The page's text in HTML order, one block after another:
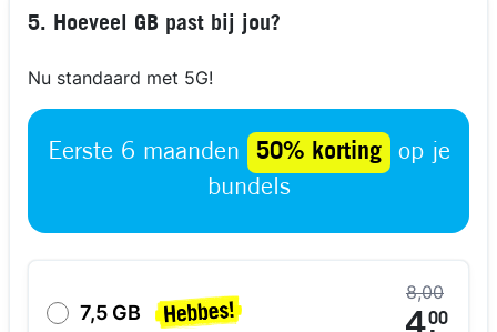
5. Hoeveel GB past bij jou?
Nu standaard met 5G!
Eerste 6 maanden 50% korting
op je
bundels
7,5 GB
8,00
00